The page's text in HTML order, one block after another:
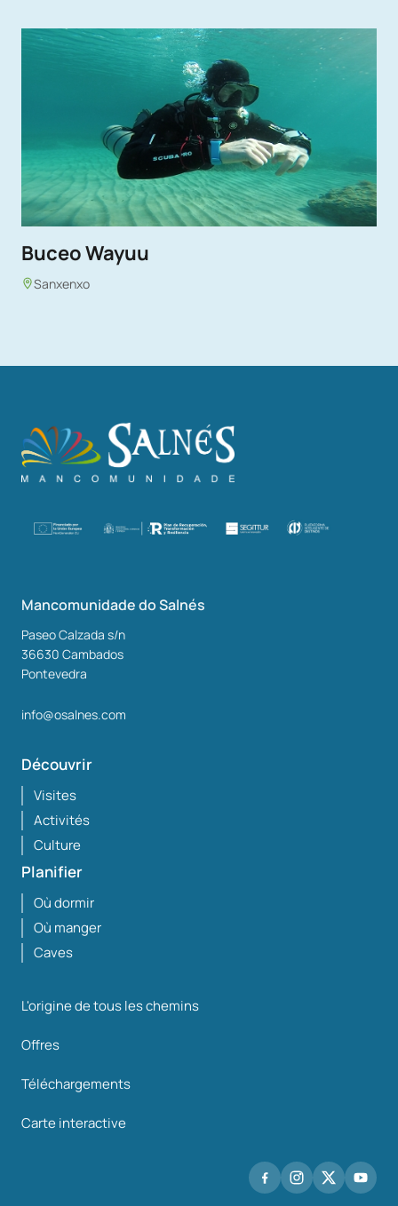
Buceo Wayuu
Sanxenxo
Mancomunidade do Salnés
Paseo Calzada s/n
36630 Cambados
Pontevedra
info@osalnes.com
Découvrir
Visites
Activités
Culture
Planifier
Où dormir
Où manger
Caves
L'origine de tous les chemins
Offres
Téléchargements
Carte interactive